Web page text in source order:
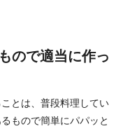
ので適当に作っ
とは、普段料理してい
もので簡単にパパッと